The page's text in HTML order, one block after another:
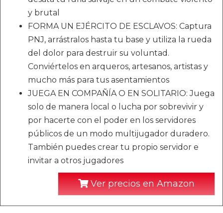
y brutal
FORMA UN EJÉRCITO DE ESCLAVOS: Captura
PNJ, arrástralos hasta tu base y utiliza la rueda
del dolor para destruir su voluntad.
Conviértelos en arqueros, artesanos, artistas y
mucho más para tus asentamientos
JUEGA EN COMPAÑÍA O EN SOLITARIO: Juega
solo de manera local o lucha por sobrevivir y
por hacerte con el poder en los servidores
públicos de un modo multijugador duradero.
También puedes crear tu propio servidor e
invitar a otros jugadores
Ver precios en Amazon